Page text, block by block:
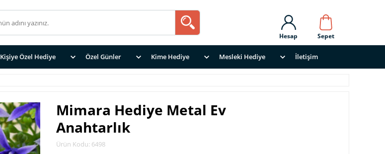
Sepet
Hesap
Kişiye Özel Hediye Özel Günler Kime Hediye Mesleki Hediye İletişim
Mimara Hediye Metal Ev
Anahtarlık
Ürün Kodu: 6498